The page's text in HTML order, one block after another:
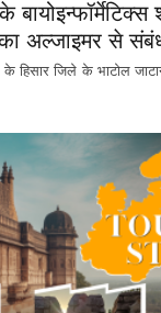
का अल्जाइमर से
के हिसार जिले के भाटोल